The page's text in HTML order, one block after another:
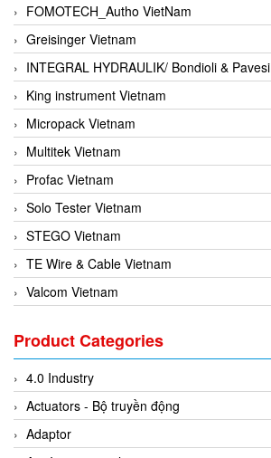
FOMOTECH_Autho VietNam
Greisinger Vietnam
INTEGRAL HYDRAULIK/ Bondioli & Pavesi
King instrument Vietnam
Micropack Vietnam
Multitek Vietnam
Profac Vietnam
Solo Tester Vietnam
STEGO Vietnam
TE Wire & Cable Vietnam
Valcom Vietnam
3CTEST Vietnam
4B VietNam Vietnam
ABB Vietnam
AC Infinity Vietnam
Product Categories
4.0 Industry
Actuators - Bộ truyền động
Adaptor